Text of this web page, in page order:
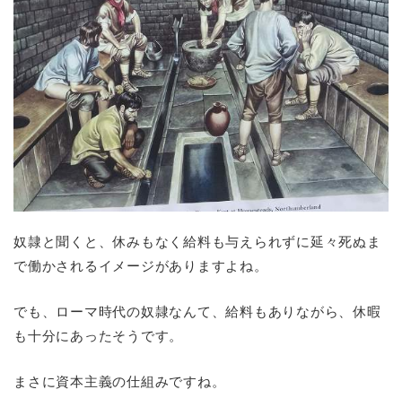
奴隷と聞くと、休みもなく給料も与えられずに延々死ぬま
で働かされるイメージがありますよね。
でも、ローマ時代の奴隷なんて、給料もありながら、休暇
も十分にあったそうです。
まさに資本主義の仕組みですね。